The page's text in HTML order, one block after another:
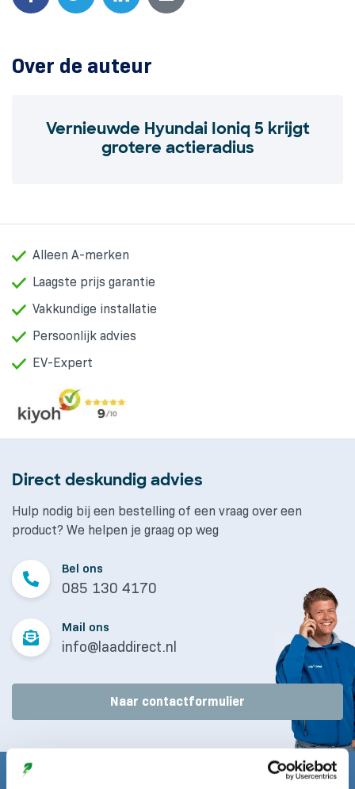
Over de auteur
Vernieuwde Hyundai Ioniq 5 krijgt
grotere actieradius
Alleen A-merken
Laagste prijs garantie
Vakkundige installatie
Persoonlijk advies
EV-Expert
Direct deskundig advies
Hulp nodig bij een bestelling of een vraag over een
product? We helpen je graag op weg
Bel ons
085 130 4170
Mail ons
info@laaddirect.nl
Naar contactformulier